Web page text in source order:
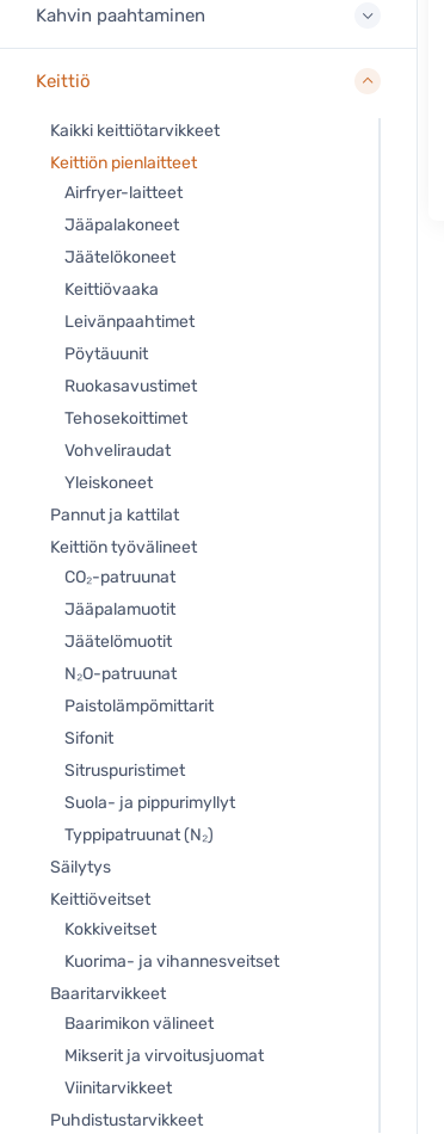
Kahvin paahtaminen
Keittiö
Kaikki keittiötarvikkeet
Keittiön pienlaitteet
Airfryer-laitteet
Jääpalakoneet
Jäätelökoneet
Keittiövaaka
Leivänpaahtimet
Pöytäuunit
Ruokasavustimet
Tehosekoittimet
Vohveliraudat
Yleiskoneet
Pannut ja kattilat
Keittiön työvälineet
CO₂-patruunat
Jääpalamuotit
Jäätelömuotit
N₂O-patruunat
Paistolämpömittarit
Sifonit
Sitruspuristimet
Suola- ja pippurimyllyt
Typpipatruunat (N₂)
Säilytys
Keittiöveitset
Kokkiveitset
Kuorima- ja vihannesveitset
Baaritarvikkeet
Baarimikon välineet
Mikserit ja virvoitusjuomat
Viinitarvikkeet
Puhdistustarvikkeet